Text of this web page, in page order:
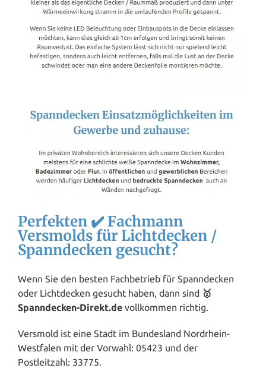
Perfekten ✔️ Fachmann
Versmolds für Lichtdecken /
Spanndecken gesucht?
Wenn Sie den besten Fachbetrieb für Spanndecken
oder Lichtdecken gesucht haben, dann sind 🥇
Spanndecken-Direkt.de vollkommen richtig.
Versmold ist eine Stadt im Bundesland Nordrhein-
Westfalen mit der Vorwahl: 05423 und der
Postleitzahl: 33775.